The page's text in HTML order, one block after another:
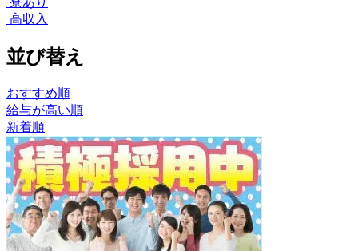
高収入
並び替え
おすすめ順
給与が高い順
新着順